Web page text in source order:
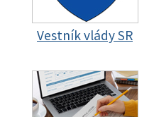
Vestník vlády SR